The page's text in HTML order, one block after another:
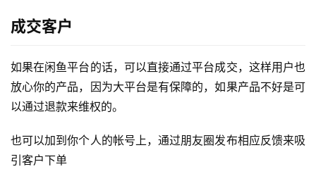
成交客户
如果在闲鱼平台的话，可以直接通过平台成交，这样用户也
放心你的产品，因为大平台是有保障的，如果产品不好是可
以通过退款来维权的。
也可以加到你个人的帐号上，通过朋友圈发布相应反馈来吸
引客户下单